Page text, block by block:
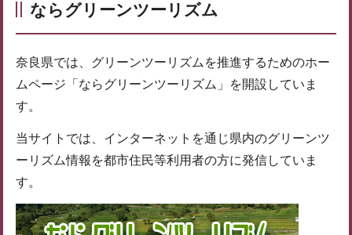
ならグリーンツーリズム
奈良県では、グリーンツーリズムを推進するためのホー
ムページ「ならグリーンツーリズム」を開設していま
す。
当サイトでは、インターネットを通じ県内のグリーンツ
ーリズム情報を都市住民等利用者の方に発信していま
す。